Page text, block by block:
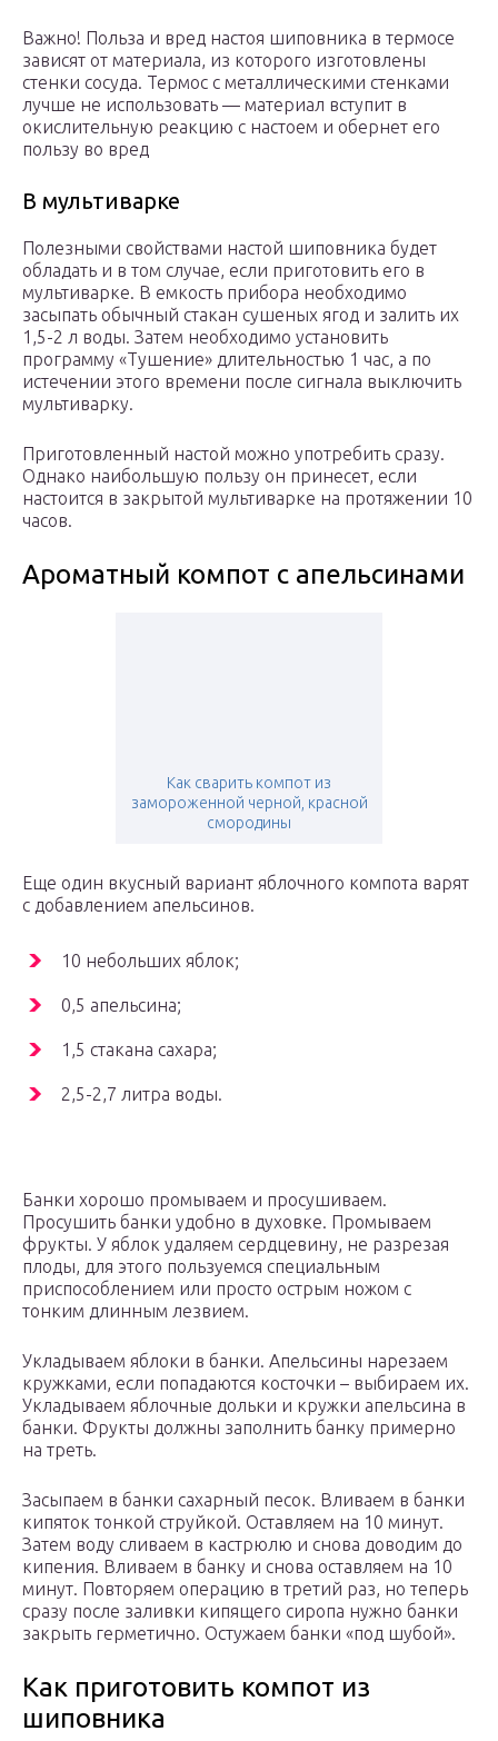
Важно! Польза и вред настоя шиповника в термосе
зависят от материала, из которого изготовлены
стенки сосуда. Термос с металлическими стенками
лучше не использовать — материал вступит в
окислительную реакцию с настоем и обернет его
пользу во вред
В мультиварке
Полезными свойствами настой шиповника будет
обладать и в том случае, если приготовить его в
мультиварке. В емкость прибора необходимо
засыпать обычный стакан сушеных ягод и залить их
1,5-2 л воды. Затем необходимо установить
программу «Тушение» длительностью 1 час, а по
истечении этого времени после сигнала выключить
мультиварку.
Приготовленный настой можно употребить сразу.
Однако наибольшую пользу он принесет, если
настоится в закрытой мультиварке на протяжении 10
часов.
Ароматный компот с апельсинами
Как сварить компот из
замороженной черной, красной
смородины
Еще один вкусный вариант яблочного компота варят
с добавлением апельсинов.
10 небольших яблок;
0,5 апельсина;
1,5 стакана сахара;
2,5-2,7 литра воды.
Банки хорошо промываем и просушиваем.
Просушить банки удобно в духовке. Промываем
фрукты. У яблок удаляем сердцевину, не разрезая
плоды, для этого пользуемся специальным
приспособлением или просто острым ножом с
тонким длинным лезвием.
Укладываем яблоки в банки. Апельсины нарезаем
кружками, если попадаются косточки – выбираем их.
Укладываем яблочные дольки и кружки апельсина в
банки. Фрукты должны заполнить банку примерно
на треть.
Засыпаем в банки сахарный песок. Вливаем в банки
кипяток тонкой струйкой. Оставляем на 10 минут.
Затем воду сливаем в кастрюлю и снова доводим до
кипения. Вливаем в банку и снова оставляем на 10
минут. Повторяем операцию в третий раз, но теперь
сразу после заливки кипящего сиропа нужно банки
закрыть герметично. Остужаем банки «под шубой».
Как приготовить компот из
шиповника